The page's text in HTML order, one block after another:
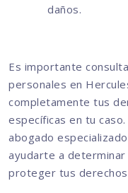
daños.
Es importante
personales en
completamente tus
específicas en tu
abogado
ayudarte a
proteger tus